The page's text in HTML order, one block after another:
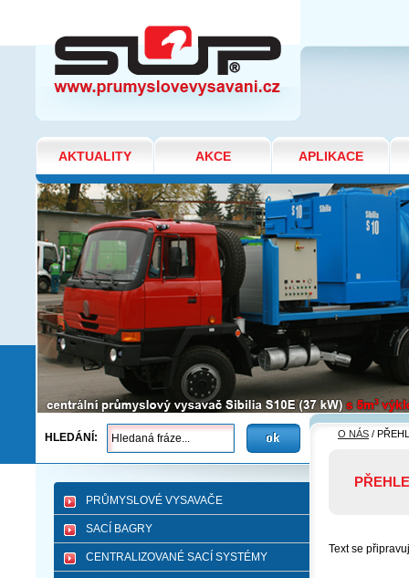
HLEDÁNÍ:
APLIKACE
AKCE
AKTUALITY
PRŮMYSLOVÉ VYSAVAČE
SACÍ BAGRY
CENTRALIZOVANÉ SACÍ SYSTÉMY
O NÁS /
Text se